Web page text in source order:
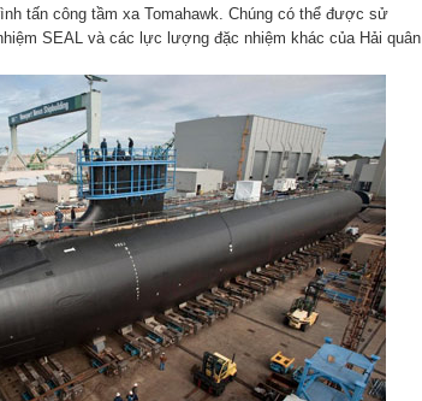
tấn công tầm xa Tomahawk. Chúng có thể được sử
SEAL và các lực lượng đặc nhiệm khác của Hải quân